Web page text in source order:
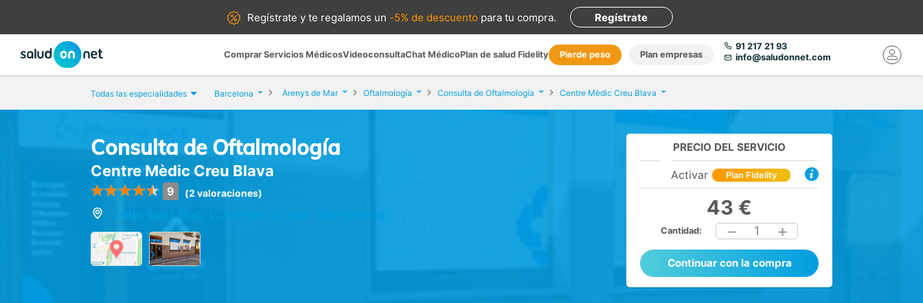
Regístrate yte regalamos un -5% de descuento para tu compra. Regístrate
Comprar Servicios MédicosVideoconsultaChat MédicoPlan de salud Fidelity Pierde peso Plan empresas
91 217 21 93
info@saludonnet.com
Todas las especialidades Barcelona Arenys de Mar Oftalmología Consulta de Oftalmología Centre Mèdic Creu Blava
Consulta de Oftalmología
Centre Mèdic Creu Blava
9 (2 valoraciones)
PRECIO DEL SERVICIO
Activar Plan Fidelity
43 €
Cantidad: 1
Continuar con la compra